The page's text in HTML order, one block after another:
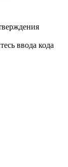
ввода кода